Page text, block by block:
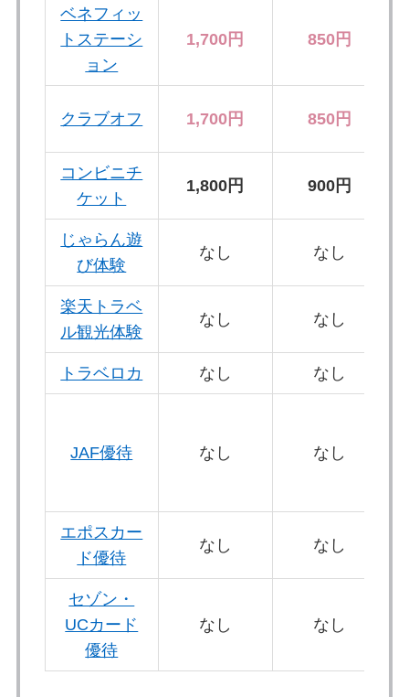
ベネフィッ
トステーシ
ョン
1,700円 850円
クラブオフ 1,700円 850円
コンビニチ
ケット
1,800円 900円
じゃらん遊
び体験
なし なし
楽天トラベ
ル観光体験
なし なし
トラベロカ なし なし
JAF優待 なし なし
エポスカー
ド優待
なし なし
セゾン・
UCカード
優待
なし なし